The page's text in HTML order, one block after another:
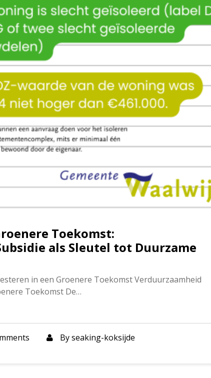
Toekomst:
als Sleutel tot Duurzame
in een Groenere Toekomst Verduurzaamheid
Toekomst De…
Byseaking-koksijde